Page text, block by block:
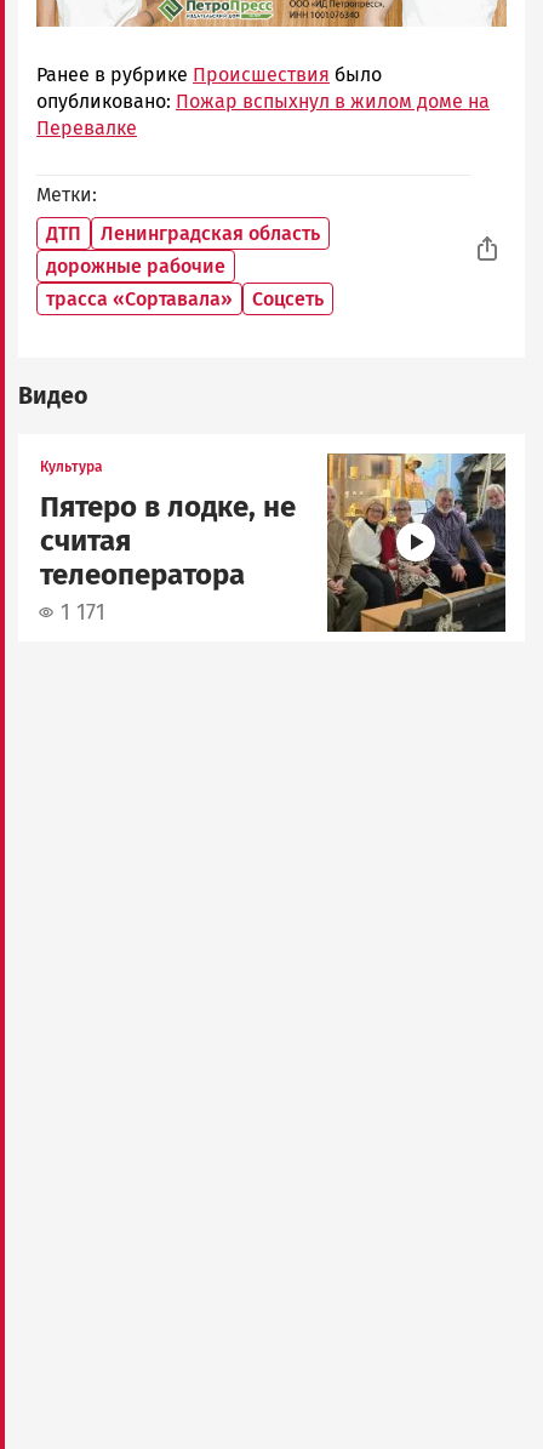
Ранее в рубрике Происшествия было
опубликовано: Пожар вспыхнул в жилом доме на
Перевалке
Метки
ДТП
Ленинградская область
дорожные рабочие
трасса «Сортавала»
Соцсеть
Видео
Культура
Пятеро в лодке, не
считая
телеоператора
1 171
Image